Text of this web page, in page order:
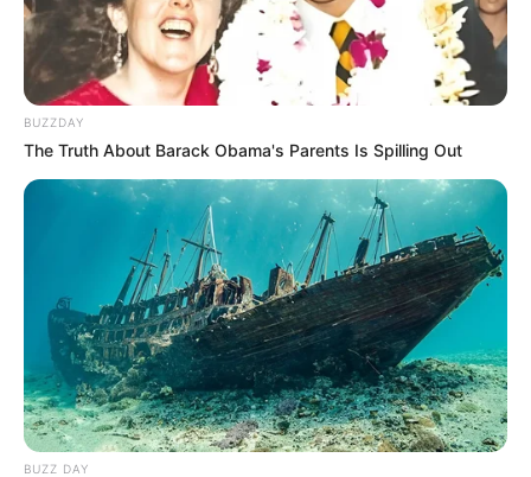
(foto: instagram/steffy_ai)
5. Cantik dengan gaya rambut dikepang
BUZZDAY
The Truth About Barack Obama's Parents Is Spilling Out
BUZZ DAY